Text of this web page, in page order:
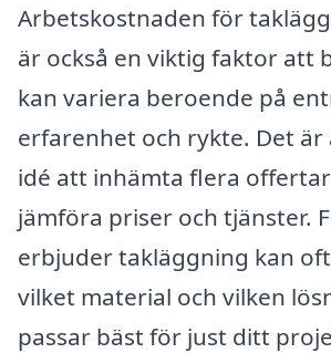
Arbetskostnaden för
är också en viktig faktor att
kan variera beroende på
erfarenhet och rykte. Det är
idé att inhämta flera
jämföra priser och tjänster.
erbjuder takläggning kan
vilket material och vilken
passar bäst för just ditt